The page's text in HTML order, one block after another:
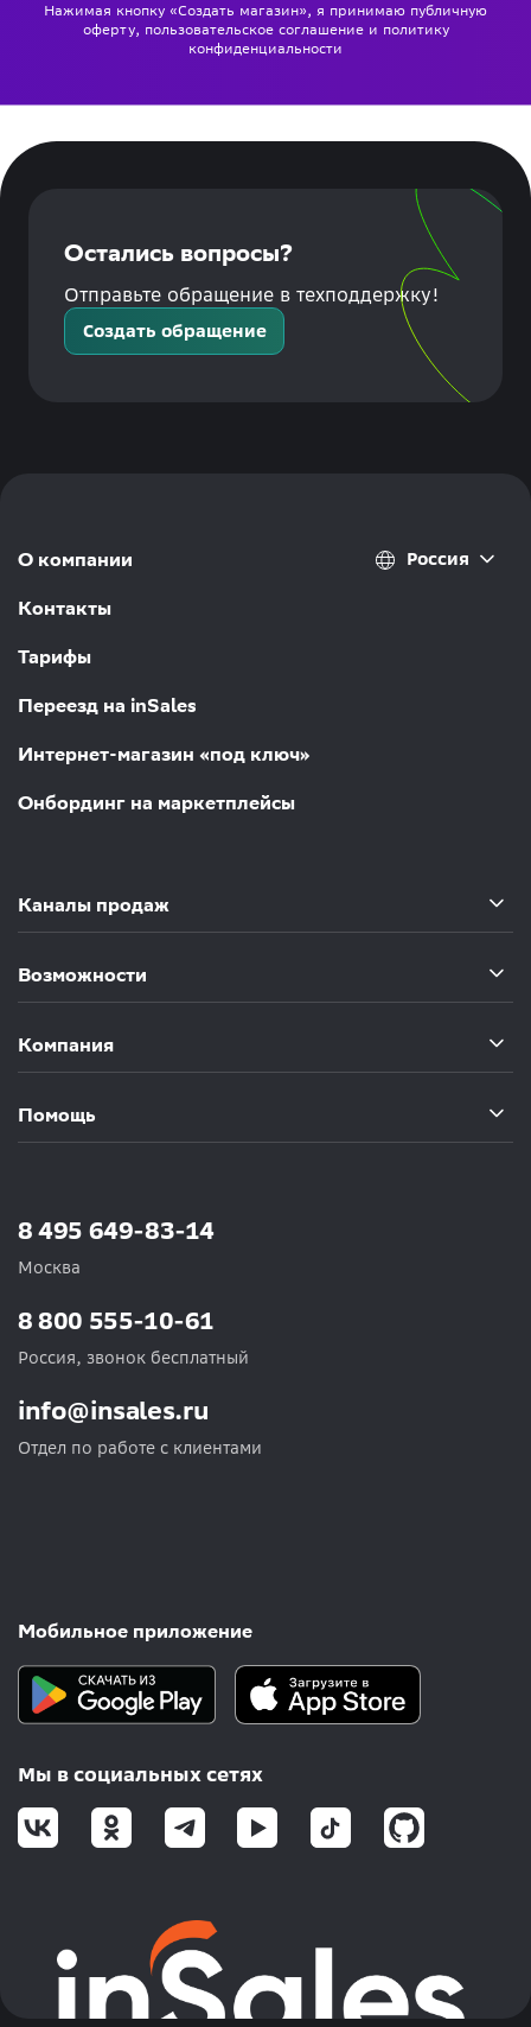
Нажимая кнопку «Создать магазин», я принимаю публичную
оферту, пользовательское соглашениеи политику
конфиденциальности
Остались вопросы?
Отправьте обращение в техподдержку!
Создать обращение
О компании
Контакты
Тарифы
Переезд на inSales
Интернет-магазин «под ключ»
Онбординг на маркетплейсы
Россия
Каналы продаж
Возможности
Компания
Помощь
8 495 649-83-14
Москва
info@insales.ru
Отдел по работе с клиентами
8 800 555-10-61
Россия, звонок бесплатный
Мобильное приложение
Мы в социальных сетях